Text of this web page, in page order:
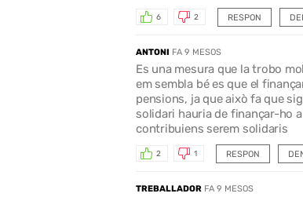
RESPON
6 2
ANTONI FA 9 MESOS
Es una mesura que la trobo
em sembla bé es que el
pensions, ja que això fa que
solidari hauria de finançar-ho
contribuiens serem solidaris
RESPON
2 1
TREBALLADOR FA 9 MESOS